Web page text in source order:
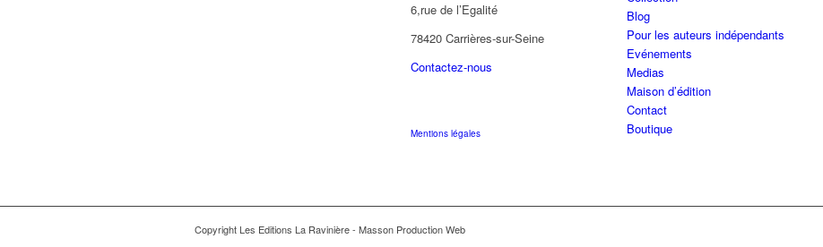
6,rue de l’Egalité
78420 Carrières-sur-Seine
Contactez-nous
Mentions légales
Blog
Pour les auteurs indépendants
Evénements
Medias
Maison d’édition
Contact
Boutique
Copyright Les Editions La Ravinière - Masson Production Web